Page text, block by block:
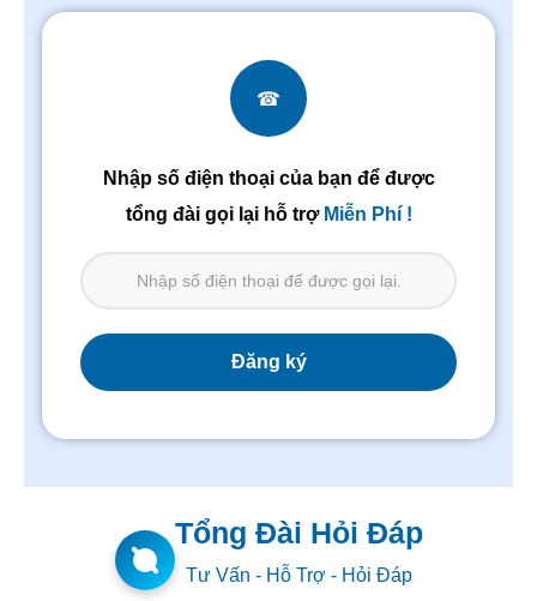
☎
Nhập số điện thoại của bạn để được
tổng đài gọi lại hỗ trợ Miễn Phí !
Tổng Đài Hỏi Đáp
Tư Vấn - Hỗ Trợ - Hỏi Đáp